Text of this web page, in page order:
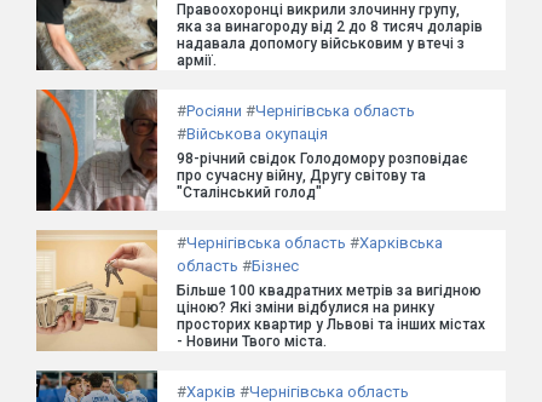
Правоохоронці викрили злочинну групу,
яка за винагороду від 2 до 8 тисяч доларів
надавала допомогу військовим у втечі з
армії.
#Росіяни #Чернігівська область
#Військова окупація
98-річний свідок Голодомору розповідає
про сучасну війну, Другу світову та
"Сталінський голод"
#Чернігівська область #Харківська
область #Бізнес
Більше 100 квадратних метрів за вигідною
ціною? Які зміни відбулися на ринку
просторих квартир у Львові та інших містах
- Новини Твого міста.
#Харків #Чернігівська область